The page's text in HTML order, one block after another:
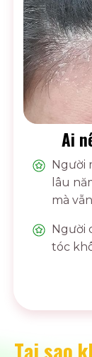
Người
lâu
mà
Người
tóc
Ai
Tại sao